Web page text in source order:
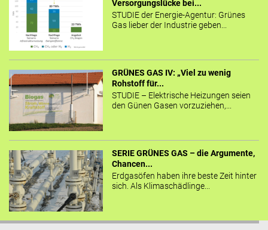
Versorgungslücke bei...
STUDIE der Energie-Agentur: Grünes
Gas lieber der Industrie geben...
GRÜNES GAS IV: „Viel zu wenig
Rohstoff für...
STUDIE – Elektrische Heizungen seien
den Günen Gasen vorzuziehen,...
SERIE GRÜNES GAS – die Argumente,
Chancen...
Erdgasöfen haben ihre beste Zeit hinter
sich. Als Klimaschädlinge...